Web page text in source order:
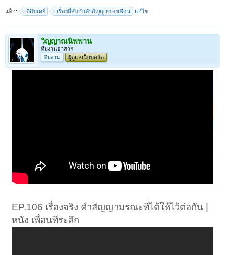
แท็ก: ตีสิบเดย์ เรื่องลี้ลับกับคำสัญญาของเพื่อน แก้ไข
วิญญาณนิพพาน
ทีมงานอาสาฯ
ทีมงาน
ผู้ดูแลเว็บบอร์ด
EP.106 เรื่องจริง คำสัญญามรณะที่ได้ให้ไว้ต่อกัน |
หนัง เพื่อนที่ระลึก